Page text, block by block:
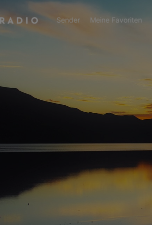
Sender Meine Favoriten